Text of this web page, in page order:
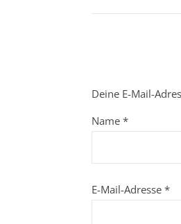
Deine E-Mail-
Name *
E-Mail-Adresse *